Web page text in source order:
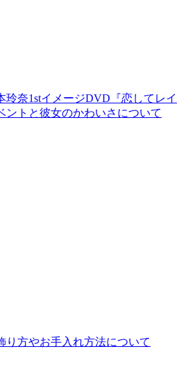
玲奈1stイメージDVD『恋してレイ
ントと彼女のかわいさについて
り方やお手入れ方法について